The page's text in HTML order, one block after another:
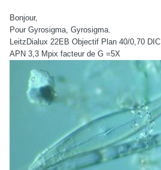
Bonjour,
Pour Gyrosigma, Gyrosigma.
LeitzDialux 22EB Objectif Plan 40/0,70 DIC
APN 3,3 Mpix facteur de G =5X